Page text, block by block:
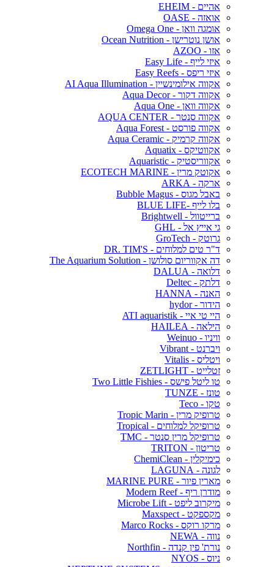
אהיים - EHEIM
אואזה - OASE
אומגה וואן - Omega One
אושן נוטרישן - Ocean Nutrition
אזו - AZOO
איזי לייף - Easy Life
איזי ריפס - Easy Reefs
אקווה אילומינשיין - AI Aqua Illumination
אקווה דקור - Aqua Decor
אקווה וואן - Aqua One
אקווה סנטר - AQUA CENTER
אקווה פורסט - Aqua Forest
אקווה קרמיק - Aqua Ceramic
אקווטיקס - Aquatix
אקווריסטיק - Aquaristic
אקוטק מרין - ECOTECH MARINE
ארקה - ARKA
באבל מגוס - Bubble Magus
בלו לייף -BLUE LIFE
ברייטוול - Brightwell
גי אייץ אל - GHL
גרוטק - GroTech
ד"ר טים למלוחים - DR. TIM'S
דה אקווריום סולושן - The Aquarium Solution
דלואה - DALUA
דלתק - Deltec
האנה - HANNA
הידור - hydor
היי טי איי - ATI aquaristik
הילאה - HAILEA
וויניו - Weinuo
ויברנט - Vibrant
ויטליס - Vitalis
זטלייט - ZETLIGHT
טו ליטל פישס - Two Little Fishies
טונז - TUNZE
טקו - Teco
טרופיק מרין - Tropic Marin
טרופיקל למלוחים - Tropical
טרופיקל מרין סנטר - TMC
טריטון - TRITON
כימיקלין - ChemiClean
לגונה - LAGUNA
מארין פיור - MARINE PURE
מודרן ריף - Modern Reef
מיקרוב ליפט - Microbe Lift
מקספקט - Maxspect
מרקו רוקס - Marco Rocks
נווה - NEWA
נורת' פין קנדה - Northfin
ניוס - NYOS